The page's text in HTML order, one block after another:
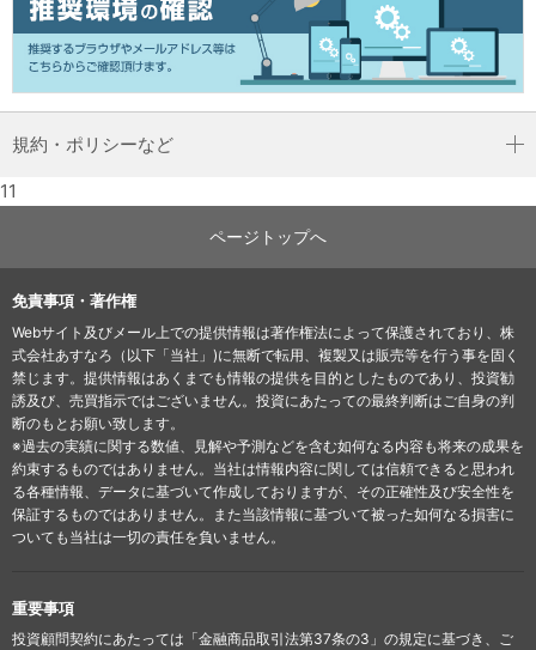
規約・ポリシーなど
11
ページトップへ
免責事項・著作権
Webサイト及びメール上での提供情報は著作権法によって保護されており、株
式会社あすなろ（以下「当社」)に無断で転用、複製又は販売等を行う事を固く
禁じます。提供情報はあくまでも情報の提供を目的としたものであり、投資勧
誘及び、売買指示ではございません。投資にあたっての最終判断はご自身の判
断のもとお願い致します。
※過去の実績に関する数値、見解や予測などを含む如何なる内容も将来の成果を
約束するものではありません。当社は情報内容に関しては信頼できると思われ
る各種情報、データに基づいて作成しておりますが、その正確性及び安全性を
保証するものではありません。また当該情報に基づいて被った如何なる損害に
ついても当社は一切の責任を負いません。
重要事項
投資顧問契約にあたっては「金融商品取引法第37条の3」の規定に基づき、ご